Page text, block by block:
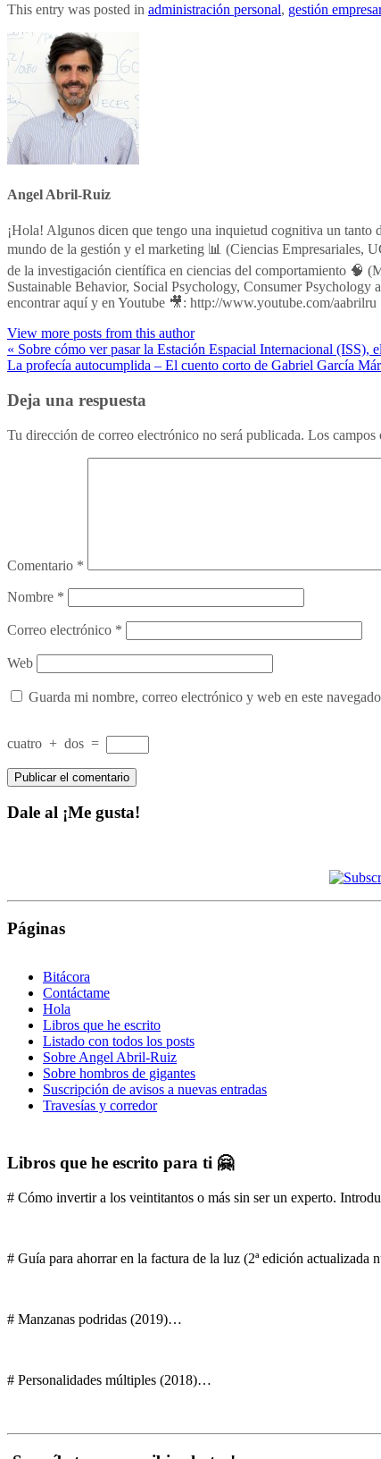
This entry was posted in administración personal, gestión
Angel Abril-Ruiz
¡Hola! Algunos dicen que tengo una inquietud cognitiva un
mundo de la gestión y el marketing 📊 (Ciencias Empresariales,
de la investigación científica en ciencias del comportamiento 🧠
Sustainable Behavior, Social Psychology, Consumer
encontrar aquí y en Youtube 🎥: http://www.youtube.com/
View more posts from this author
« Sobre cómo ver pasar la Estación Espacial Internacional (ISS),
La profecía autocumplida – El cuento corto de Gabriel García
Deja una respuesta
Tu dirección de correo electrónico no será publicada. Los campos
Comentario *
Nombre *
Correo electrónico *
Web
Guarda mi nombre, correo electrónico y web en este
cuatro + dos =
Dale al ¡Me gusta!
Páginas
Bitácora
Contáctame
Hola
Libros que he escrito
Listado con todos los posts
Sobre Angel Abril-Ruiz
Sobre hombros de gigantes
Suscripción de avisos a nuevas entradas
Travesías y corredor
Libros que he escrito para ti 🤗
# Cómo invertir a los veintitantos o más sin ser un experto.
# Guía para ahorrar en la factura de la luz (2ª edición actualizada
# Manzanas podridas (2019)…
# Personalidades múltiples (2018)…